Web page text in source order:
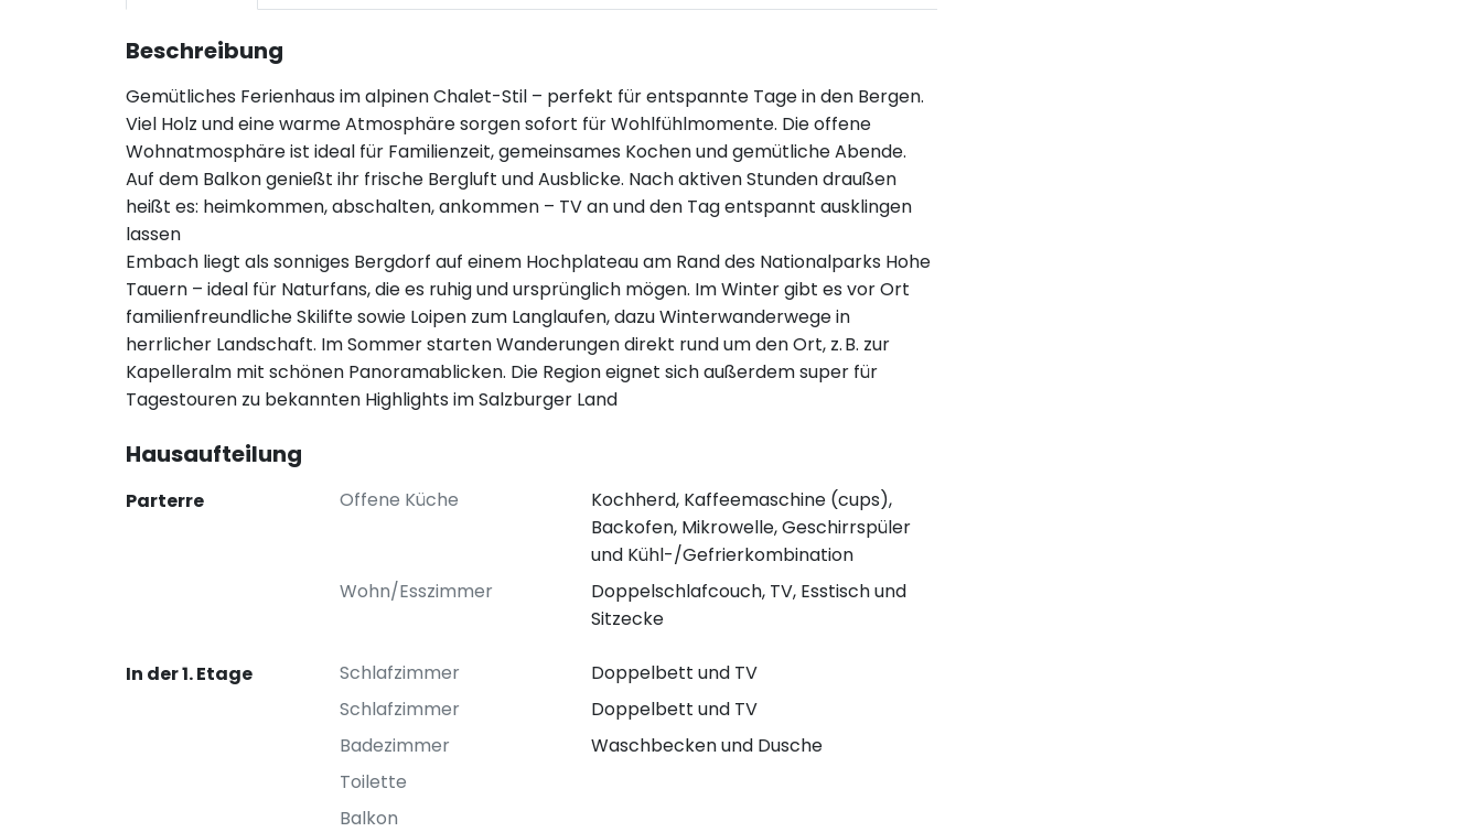
Beschreibung
Gemütliches Ferienhaus im alpinen Chalet-Stil – perfekt für entspannte Tage in den Bergen.
Viel Holz und eine warme Atmosphäre sorgen sofort für Wohlfühlmomente. Die offene
Wohnatmosphäre ist ideal für Familienzeit, gemeinsames Kochen und gemütliche Abende.
Auf dem Balkon genießt ihr frische Bergluft und Ausblicke. Nach aktiven Stunden draußen
heißt es: heimkommen, abschalten, ankommen – TV an und den Tag entspannt ausklingen
lassen
Embach liegt als sonniges Bergdorf auf einem Hochplateau am Rand des Nationalparks Hohe
Tauern – ideal für Naturfans, die es ruhig und ursprünglich mögen. Im Winter gibt es vor Ort
familienfreundliche Skilifte sowie Loipen zum Langlaufen, dazu Winterwanderwege in
herrlicher Landschaft. Im Sommer starten Wanderungen direkt rund um den Ort, z. B. zur
Kapelleralm mit schönen Panoramablicken. Die Region eignet sich außerdem super für
Tagestouren zu bekannten Highlights im Salzburger Land
Hausaufteilung
Parterre Offene Küche
Kochherd, Kaffeemaschine (cups),
Backofen, Mikrowelle, Geschirrspüler
und Kühl-/Gefrierkombination
Wohn/Esszimmer
Doppelschlafcouch, TV, Esstisch und
Sitzecke
In der 1. Etage Schlafzimmer
Doppelbett und TV
Schlafzimmer
Doppelbett und TV
Badezimmer
Waschbecken und Dusche
Toilette
Balkon